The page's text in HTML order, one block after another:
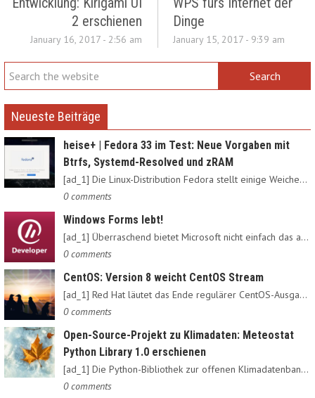
2 erschienen
January 16, 2017 - 2:56 am
Dinge
January 15, 2017 - 9:39 am
Neueste Beiträge
heise+ | Fedora 33 im Test: Neue Vorgaben mit
Btrfs, Systemd-Resolved und zRAM
[ad_1] Die Linux-Distribution Fedora stellt einige Weichen neu:…
0 comments
Windows Forms lebt!
[ad_1] Überraschend bietet Microsoft nicht einfach das alte…
0 comments
CentOS: Version 8 weicht CentOS Stream
[ad_1] Red Hat läutet das Ende regulärer CentOS-Ausgaben ein:…
0 comments
Open-Source-Projekt zu Klimadaten: Meteostat
Python Library 1.0 erschienen
[ad_1] Die Python-Bibliothek zur offenen Klimadatenbank Meteostat…
0 comments